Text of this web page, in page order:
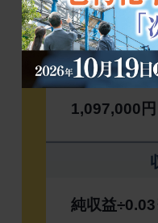
純収益（
1,097,000円
純収益